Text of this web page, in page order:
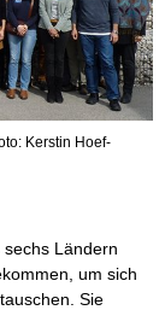
Kerstin Hoef-
Ländern
um sich
Sie